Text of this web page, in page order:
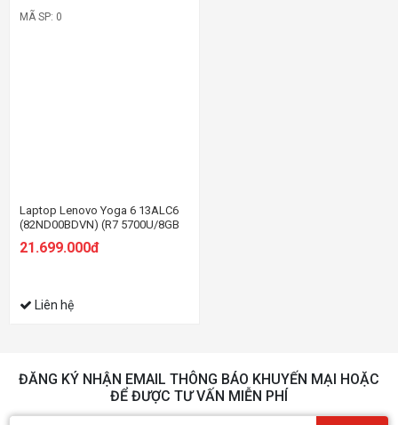
MÃ SP: 0
Laptop Lenovo Yoga 6 13ALC6
(82ND00BDVN) (R7 5700U/8GB
FHD/Win11/Xanh)
21.699.000đ
Liên hệ
ĐĂNG KÝ NHẬN EMAIL THÔNG BÁO KHUYẾN MẠI HOẶC
ĐỂ ĐƯỢC TƯ VẤN MIỄN PHÍ